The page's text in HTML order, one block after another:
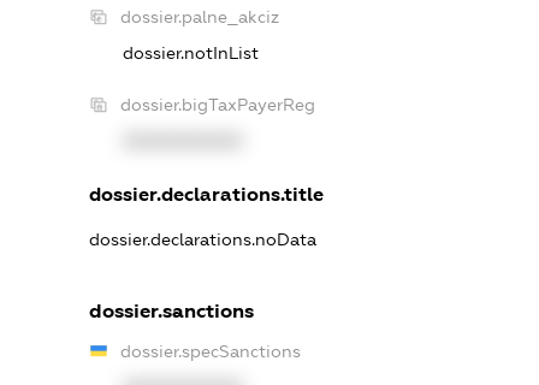
dossier.palne_akciz
dossier.notInList
dossier.bigTaxPayerReg
dossier.declarations.title
dossier.declarations.noData
dossier.sanctions
dossier.specSanctions